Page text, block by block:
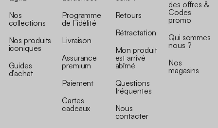
Nos
collections
Nos produits
iconiques
Guides
d’achat
Programme
de Fidélité
Livraison
Assurance
premium
Paiement
Cartes
cadeaux
Retours
Rétractation
Mon produit
est arrivé
abîmé
Questions
fréquentes
Nous
contacter
des offres &
Codes
promo
Qui sommes
nous ?
Nos
magasins